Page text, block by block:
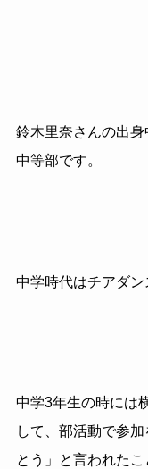
鈴木里奈さんの出
中等部です。
中学時代はチアダン
中学3年生の時には
して、部活動で参
とう」と言われた